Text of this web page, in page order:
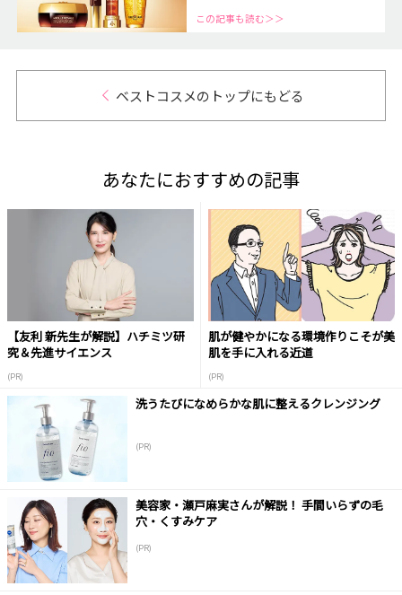
この記事も読む＞＞
ベストコスメのトップにもどる
あなたにおすすめの記事
【友利 新先生が解説】ハチミツ研
究＆先進サイエンス
(PR)
肌が健やかになる環境作りこそが美
肌を手に入れる近道
(PR)
洗うたびになめらかな肌に整えるクレンジング
(PR)
美容家・瀬戸麻実さんが解説！ 手間いらずの毛
穴・くすみケア
(PR)